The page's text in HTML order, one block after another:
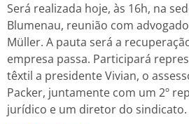
Será realizada hoje, às 16h, na
Blumenau, reunião com
Müller. A pauta será a
empresa passa. Participará
têxtil a presidente Vivian, o
Packer, juntamente com um 2º
jurídico e um diretor do sindicato.